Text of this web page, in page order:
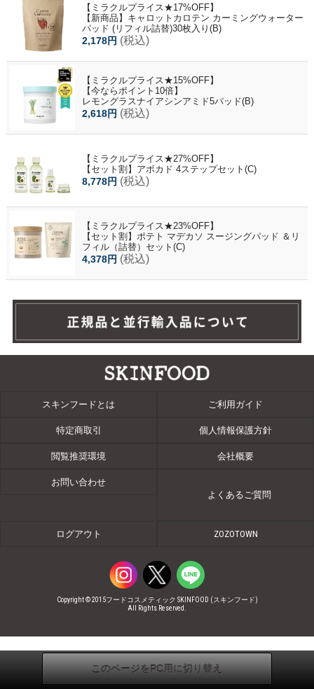
【ミラクルプライス★17%OFF】
【新商品】キャロットカロテン カーミングウォーター
パッド (リフィル詰替)30枚入り(B)
2,178円 (税込)
【ミラクルプライス★15%OFF】
【今ならポイント10倍】
レモングラスナイアシンアミド5パッド(B)
2,618円 (税込)
【ミラクルプライス★27%OFF】
【セット割】アボカド 4ステップセット(C)
8,778円 (税込)
【ミラクルプライス★23%OFF】
【セット割】ポテト マデカソ スージングパッド ＆リ
フィル（詰替）セット(C)
4,378円 (税込)
スキンフードとは ご利用ガイド
特定商取引 個人情報保護方針
閲覧推奨環境 会社概要
お問い合わせ
よくあるご質問
ログアウト ZOZOTOWN
Copyright © 2015フードコスメティック SKINFOOD (スキンフード)
All Rights Reserved.
このページをPC用に切り替え